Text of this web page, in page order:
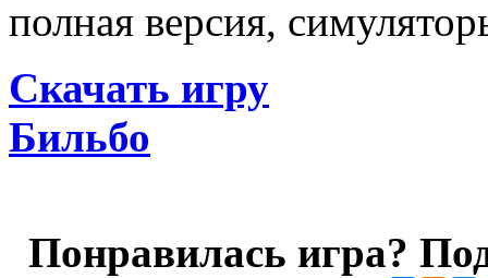
полная версия,
Скачать игру
Бильбо
Понравилась игра?